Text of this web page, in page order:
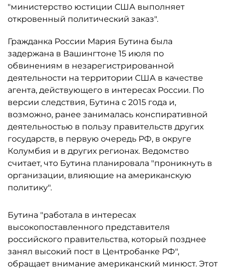
"министерство юстиции США выполняет
откровенный политический заказ".
Гражданка России Мария Бутина была
задержана в Вашингтоне 15 июля по
обвинениям в незарегистрированной
деятельности на территории США в качестве
агента, действующего в интересах России. По
версии следствия, Бутина с 2015 года и,
возможно, ранее занималась конспиративной
деятельностью в пользу правительств других
государств, в первую очередь РФ, в округе
Колумбия и в других регионах. Ведомство
считает, что Бутина планировала "проникнуть в
организации, влияющие на американскую
политику".
Бутина "работала в интересах
высокопоставленного представителя
российского правительства, который позднее
занял высокий пост в Центробанке РФ",
обращает внимание американский минюст. Этот